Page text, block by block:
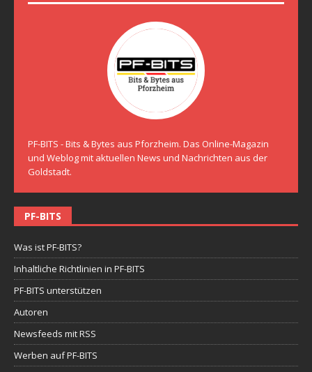
PF-BITS - Bits & Bytes aus Pforzheim. Das Online-Magazin
und Weblog mit aktuellen News und Nachrichten aus der
Goldstadt.
PF-BITS
Was ist PF-BITS?
Inhaltliche Richtlinien in PF-BITS
PF-BITS unterstützen
Autoren
Newsfeeds mit RSS
Werben auf PF-BITS